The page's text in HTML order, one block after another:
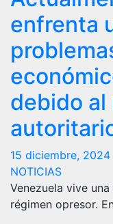
enfrenta
debido al
15 diciembre, 2024
NOTICIAS
Venezuela vive
régimen opresor.